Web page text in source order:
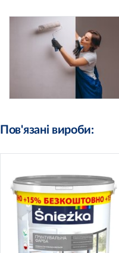
Пов'язані вироби: